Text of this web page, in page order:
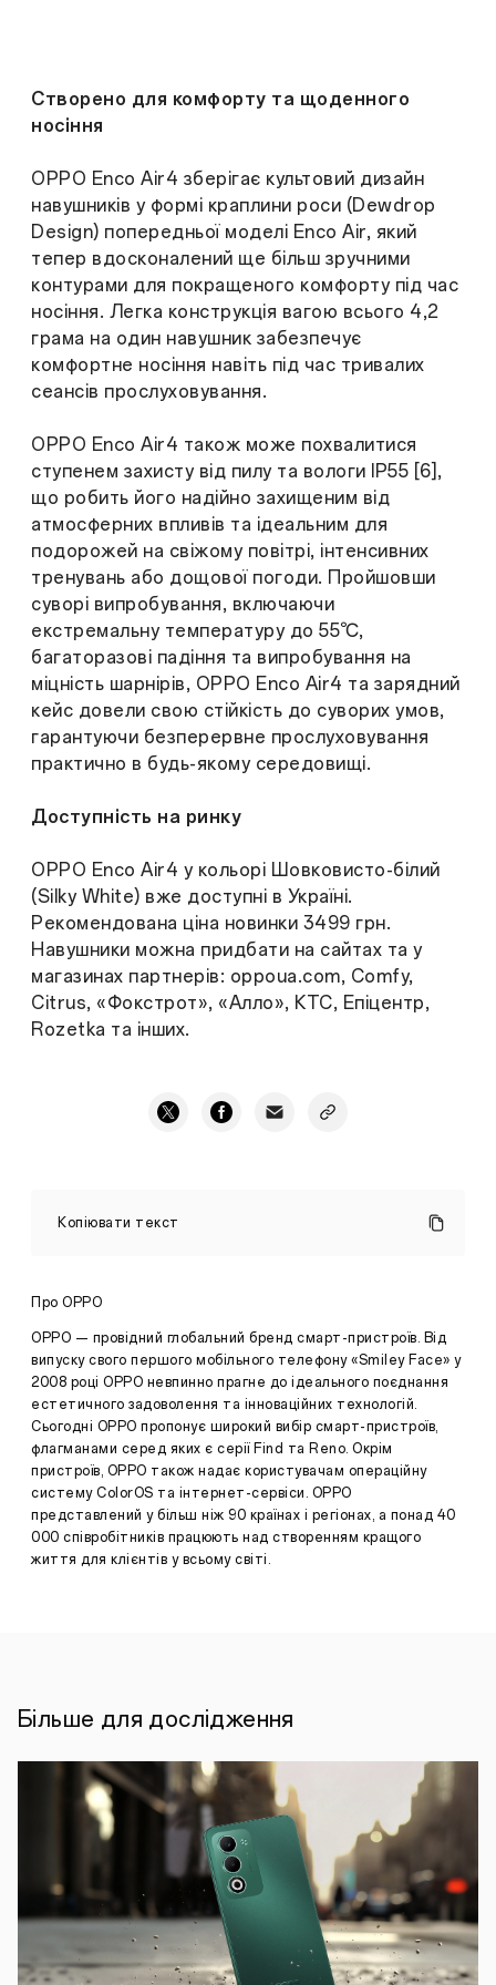
Створено для комфорту та щоденного
носіння
OPPO Enco Air4 зберігає культовий дизайн
навушників у формі краплини роси (Dewdrop
Design) попередньої моделі Enco Air, який
тепер вдосконалений ще більш зручними
контурами для покращеного комфорту під час
носіння. Легка конструкція вагою всього 4,2
грама на один навушник забезпечує
комфортне носіння навіть під час тривалих
сеансів прослуховування.
OPPO Enco Air4 також може похвалитися
ступенем захисту від пилу та вологи IP55 [6],
що робить його надійно захищеним від
атмосферних впливів та ідеальним для
подорожей на свіжому повітрі, інтенсивних
тренувань або дощової погоди. Пройшовши
суворі випробування, включаючи
екстремальну температуру до 55℃,
багаторазові падіння та випробування на
міцність шарнірів, OPPO Enco Air4 та зарядний
кейс довели свою стійкість до суворих умов,
гарантуючи безперервне прослуховування
практично в будь-якому середовищі.
Доступність на ринку
OPPO Enco Air4 у кольорі Шовковисто-білий
(Silky White) вже доступні в Україні.
Рекомендована ціна новинки 3499 грн.
Навушники можна придбати на сайтах та у
магазинах партнерів: oppoua.com, Comfy,
Citrus, «Фокстрот», «Алло», КТС, Епіцентр,
Rozetka та інших.
Копіювати текст
шумопоглинанням,
вражаючою
якістю
звуку
та
подовженим
терміном
акумулятора
Преса·
Грудень
06,
3
грудня,
OPPO
Air4.
Навушники
оснащені
активним
шумопоглинанням
до
32
дБ,
функцію
Про OPPO
OPPO — провідний глобальний бренд смарт-пристроїв. Від
випуску свого першого мобільного телефону «Smiley Face» у
2008 році OPPO невпинно прагне до ідеального поєднання
естетичного задоволення та інноваційних технологій.
Сьогодні OPPO пропонує широкий вибір смарт-пристроїв,
флагманами серед яких є серії Find та Reno. Окрім
пристроїв, OPPO також надає користувачам операційну
систему ColorOS та інтернет-сервіси. OPPO
представлений у більш ніж 90 країнах і регіонах, а понад 40
000 співробітників працюють над створенням кращого
життя для клієнтів у всьому світі.
Більше для дослідження